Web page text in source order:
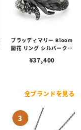
ブラッディマリー Bloom
開花 リング シルバークロ
¥37,400
全ブランドを見る